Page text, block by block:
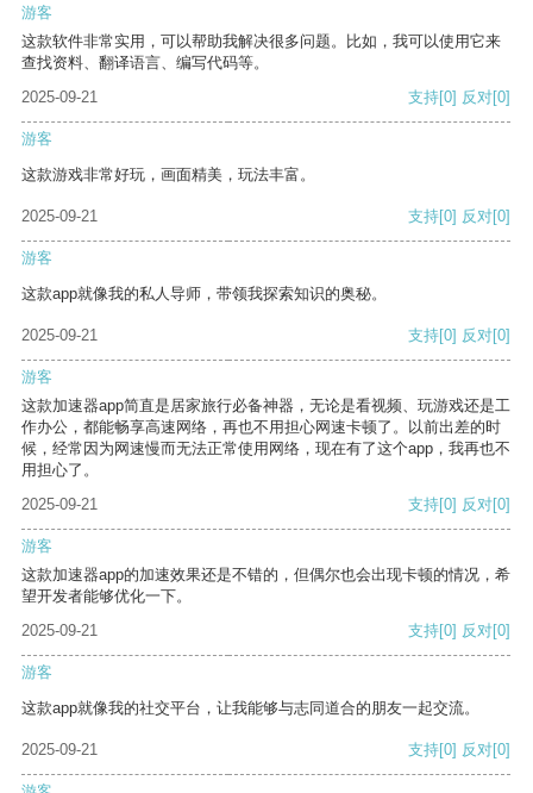
游客
这款软件非常实用，可以帮助我解决很多问题。比如，我可以使用它来
查找资料、翻译语言、编写代码等。
2025-09-21
支持[0] 反对[0]
游客
这款游戏非常好玩，画面精美，玩法丰富。
2025-09-21 支持[0] 反对[0]
游客
这款app就像我的私人导师，带领我探索知识的奥秘。
2025-09-21 支持[0] 反对[0]
游客
这款加速器app简直是居家旅行必备神器，无论是看视频、玩游戏还是工
作办公，都能畅享高速网络，再也不用担心网速卡顿了。以前出差的时
候，经常因为网速慢而无法正常使用网络，现在有了这个app，我再也不
用担心了。
2025-09-21
支持[0] 反对[0]
游客
这款加速器app的加速效果还是不错的，但偶尔也会出现卡顿的情况，希
望开发者能够优化一下。
2025-09-21
支持[0] 反对[0]
游客
这款app就像我的社交平台，让我能够与志同道合的朋友一起交流。
2025-09-21 支持[0] 反对[0]